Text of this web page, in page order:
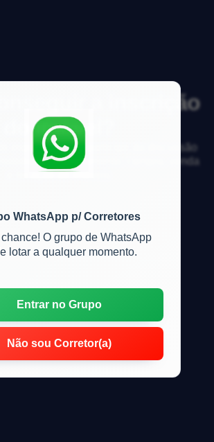
WhatsApp p/ Corretores
O grupo de WhatsApp
lotar a qualquer momento.
Entrar no Grupo
Não sou Corretor(a)
a inscrição
do imóvel?
especialistas e participe da discussão
financiamento, compra, venda
e locação de imóveis